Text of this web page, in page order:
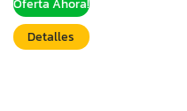
Detalles